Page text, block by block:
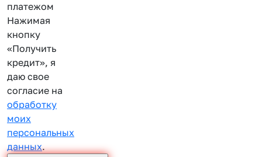
платежом
Нажимая
кнопку
«Получить
кредит», я
даю свое
согласие на
обработку
моих
персональных
данных.